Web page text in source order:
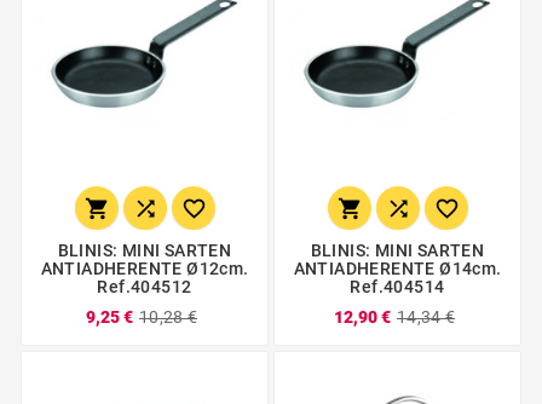
  
BLINIS: MINI SARTEN
ANTIADHERENTE Ø12cm.
Ref.404512
9,25 € 10,28 €
  
BLINIS: MINI SARTEN
ANTIADHERENTE Ø14cm.
Ref.404514
12,90 € 14,34 €